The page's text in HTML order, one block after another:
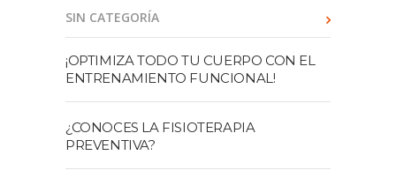
SIN CATEGORÍA
¡OPTIMIZA TODO TU CUERPO CON EL
ENTRENAMIENTO FUNCIONAL!
¿CONOCES LA FISIOTERAPIA
PREVENTIVA?